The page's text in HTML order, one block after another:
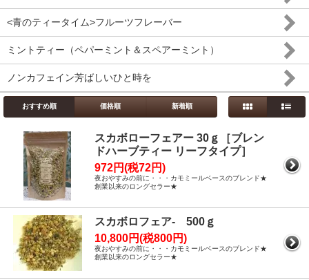
<青のティータイム>フルーツフレーバー
ミントティー（ペパーミント＆スペアーミント）
ノンカフェイン芳ばしいひと時を
おすすめ順 価格順 新着順
スカボローフェアー 30ｇ［ブレン
ドハーブティー リーフタイプ］
972円(税72円)
夜おやすみの前に・・・カモミールベースのブレンド★
創業以来のロングセラー★
スカボロフェア- 500ｇ
10,800円(税800円)
夜おやすみの前に・・・カモミールベースのブレンド★
創業以来のロングセラー★